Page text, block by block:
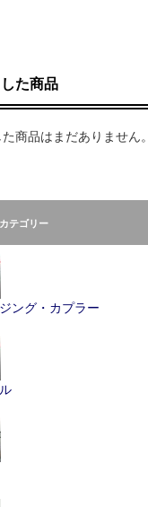
た商品
商品はまだありません。
カテゴリー
ング・カプラー